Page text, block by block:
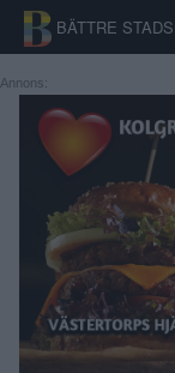
BÄTTRE
START
STADSDEL
PRENUMERATION
SPORT
ÅSIKTER
Annons: